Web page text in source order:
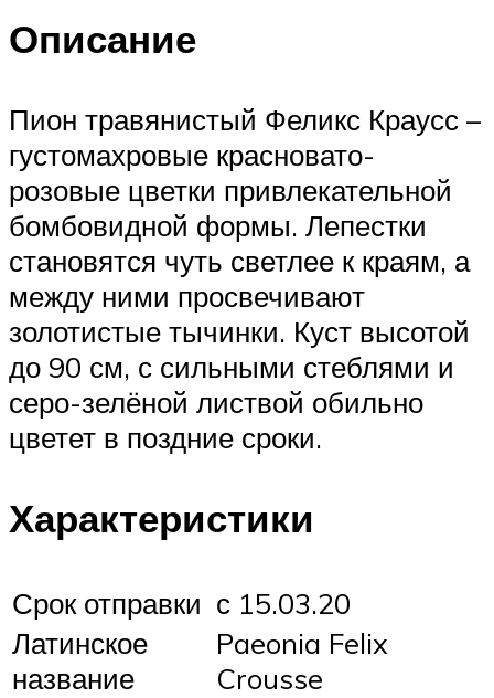
Описание
Пион травянистый Феликс Краусс –
густомахровые красновато-
розовые цветки привлекательной
бомбовидной формы. Лепестки
становятся чуть светлее к краям, а
между ними просвечивают
золотистые тычинки. Куст высотой
до 90 см, с сильными стеблями и
серо-зелёной листвой обильно
цветет в поздние сроки.
Характеристики
Срок отправки с 15.03.20
Латинское
название
Paeonia Felix
Crousse